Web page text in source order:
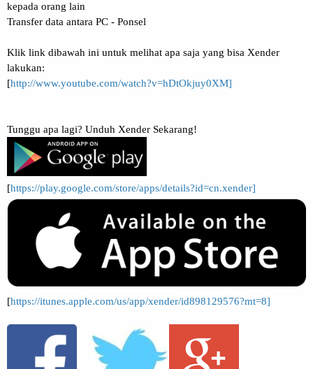
kepada orang lain
Transfer data antara PC - Ponsel
Klik link dibawah ini untuk melihat apa saja yang bisa Xender
lakukan:
[http://www.youtube.com/watch?v=hDtOkjuy0XM]
Tunggu apa lagi? Unduh Xender Sekarang!
[https://play.google.com/store/apps/details?id=cn.xender]
[https://itunes.apple.com/us/app/xender/id898129576?mt=8]